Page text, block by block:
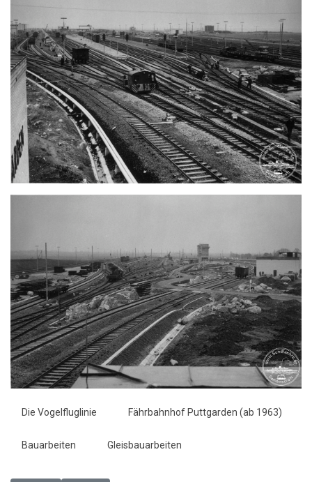
Die Vogelfluglinie Fährbahnhof Puttgarden (ab 1963)
Bauarbeiten Gleisbauarbeiten